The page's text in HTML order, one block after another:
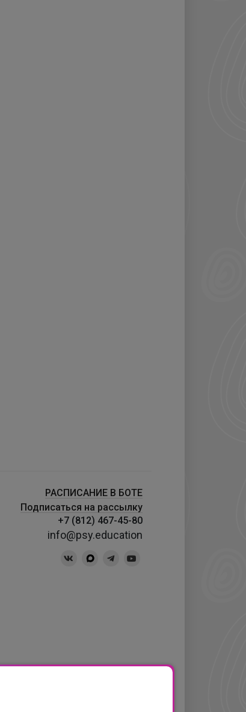
РАСПИСАНИЕ В БОТЕ
Подписаться на рассылку
+7 (812) 467-45-80
info@psy.education